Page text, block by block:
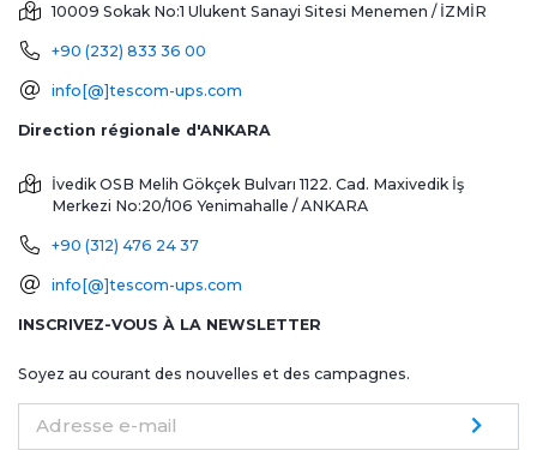
10009 Sokak No:1 Ulukent Sanayi Sitesi Menemen / İZMİR
+90 (232) 833 36 00
info[@]tescom-ups.com
Direction régionale d'ANKARA
İvedik OSB Melih Gökçek Bulvarı 1122. Cad. Maxivedik İş
Merkezi No:20/106 Yenimahalle / ANKARA
+90 (312) 476 24 37
info[@]tescom-ups.com
INSCRIVEZ-VOUS À LA NEWSLETTER
Soyez au courant des nouvelles et des campagnes.
Adresse e-mail